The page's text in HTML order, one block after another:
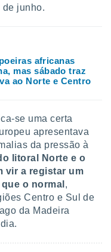
junho.
africanas
mas sábado traz
ao Norte e Centro
se uma certa
apresentava
da pressão à
litoral Norte e o
vir a registar um
o normal ,
Centro e Sul de
da Madeira